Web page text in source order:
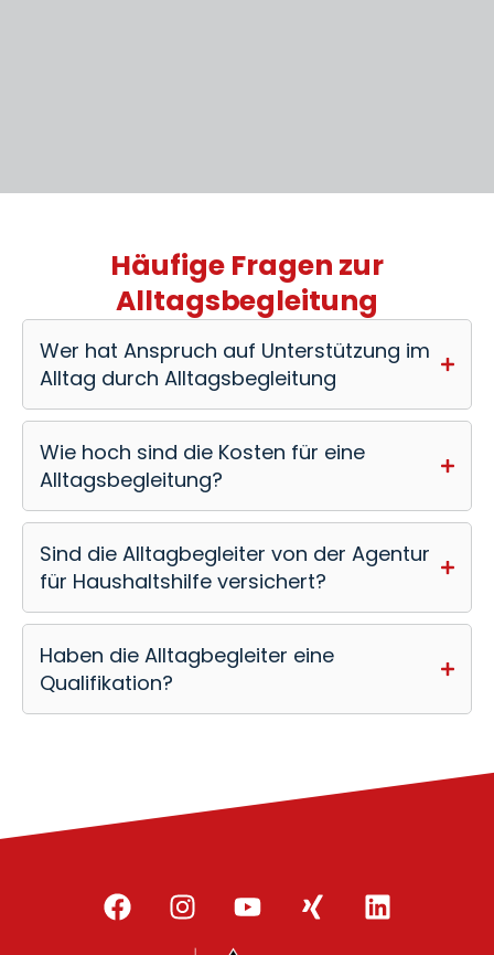
Häufige Fragen zur
Alltagsbegleitung
Wer hat Anspruch auf Unterstützung im
Alltag durch Alltagsbegleitung
Wie hoch sind die Kosten für eine
Alltagsbegleitung?
Sind die Alltagbegleiter von der Agentur
für Haushaltshilfe versichert?
Haben die Alltagbegleiter eine
Qualifikation?
F
a
I
n
Y
o
X
i
L
i